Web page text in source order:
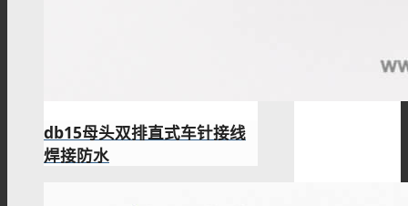
db15母头双排直式车针接线
焊接防水